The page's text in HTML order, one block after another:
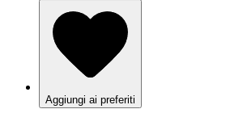
Aggiungi ai preferiti